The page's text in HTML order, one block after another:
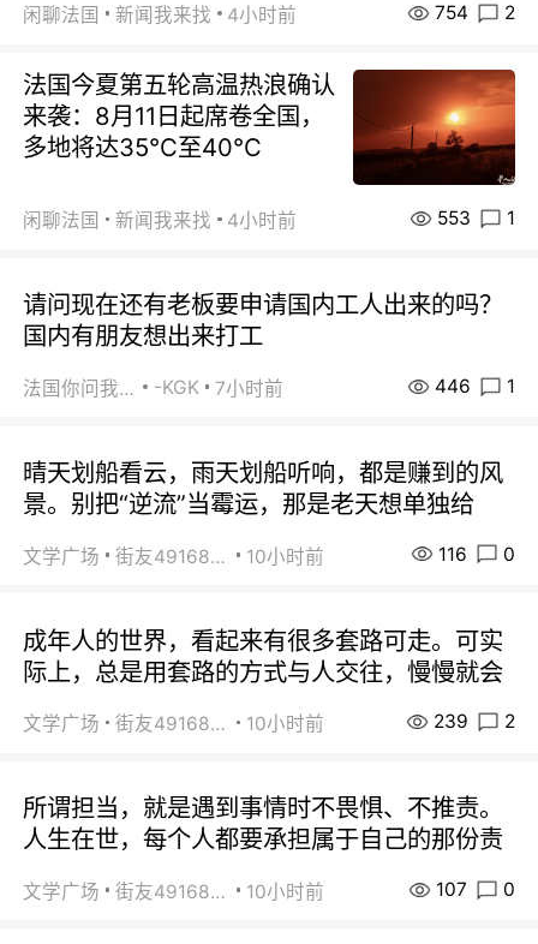
闲聊法国 新闻我来找 4小时前 754 2
法国今夏第五轮高温热浪确认
来袭：8月11日起席卷全国，
多地将达35℃至40℃
闲聊法国 新闻我来找 4小时前 553 1
请问现在还有老板要申请国内工人出来的吗？
国内有朋友想出来打工
法国你问我答 -KGK 7小时前 446 1
晴天划船看云，雨天划船听响，都是赚到的风
景。别把“逆流”当霉运，那是老天想单独给
文学广场 街友49168527 10小时前 116 0
成年人的世界，看起来有很多套路可走。可实
际上，总是用套路的方式与人交往，慢慢就会
文学广场 街友49168527 10小时前 239 2
所谓担当，就是遇到事情时不畏惧、不推责。
人生在世，每个人都要承担属于自己的那份责
文学广场 街友49168527 10小时前 107 0